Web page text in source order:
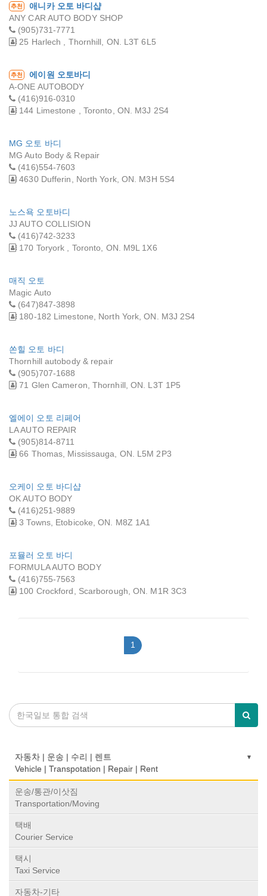
추천
애니카 오토 바디샵
ANY CAR AUTO BODY SHOP
(905)731-7771
25 Harlech , Thornhill, ON. L3T 6L5
추천
에이원 오토바디
A-ONE AUTOBODY
(416)916-0310
144 Limestone , Toronto, ON. M3J 2S4
MG 오토 바디
MG Auto Body & Repair
(416)554-7603
4630 Dufferin, North York, ON. M3H 5S4
노스욕 오토바디
JJ AUTO COLLISION
(416)742-3233
170 Toryork , Toronto, ON. M9L 1X6
매직 오토
Magic Auto
(647)847-3898
180-182 Limestone, North York, ON. M3J 2S4
쏜힐 오토 바디
Thornhill autobody & repair
(905)707-1688
71 Glen Cameron, Thornhill, ON. L3T 1P5
엘에이 오토 리페어
LA AUTO REPAIR
(905)814-8711
66 Thomas, Mississauga, ON. L5M 2P3
오케이 오토 바디샵
OK AUTO BODY
(416)251-9889
3 Towns, Etobicoke, ON. M8Z 1A1
포뮬러 오토 바디
FORMULA AUTO BODY
(416)755-7563
100 Crockford, Scarborough, ON. M1R 3C3
1
자동차 | 운송 | 수리 | 렌트
Vehicle | Transpotation | Repair | Rent
운송/통관/이삿짐
Transportation/Moving
택배
Courier Service
택시
Taxi Service
자동차-기타